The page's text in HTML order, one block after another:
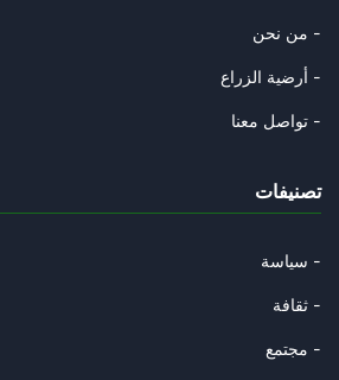
غربان العم سام
من نحن -
أرضية الزراع -
تواصل معنا -
تصنيفات
سياسة -
ثقافة -
مجتمع -